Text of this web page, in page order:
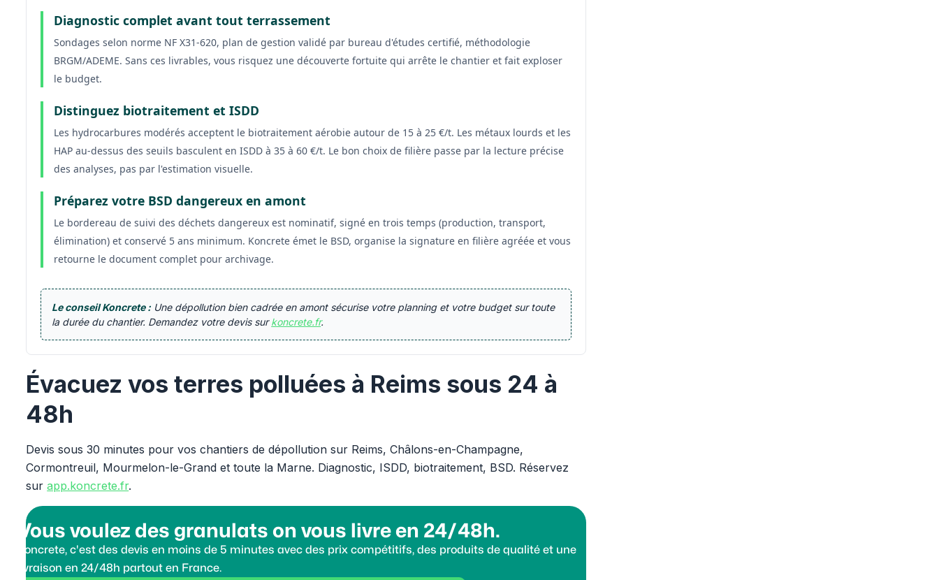
Diagnostic complet avant tout terrassement
Sondages selon norme NF X31-620, plan de gestion validé par bureau d'études certifié, méthodologie
BRGM/ADEME. Sans ces livrables, vous risquez une découverte fortuite qui arrête le chantier et fait exploser
le budget.
Distinguez biotraitement et ISDD
Les hydrocarbures modérés acceptent le biotraitement aérobie autour de 15 à 25 €/t. Les métaux lourds et les
HAP au-dessus des seuils basculent en ISDD à 35 à 60 €/t. Le bon choix de filière passe par la lecture précise
des analyses, pas par l'estimation visuelle.
Préparez votre BSD dangereux en amont
Le bordereau de suivi des déchets dangereux est nominatif, signé en trois temps (production, transport,
élimination) et conservé 5 ans minimum. Koncrete émet le BSD, organise la signature en filière agréée et vous
retourne le document complet pour archivage.
Le conseil Koncrete : Une dépollution bien cadrée en amont sécurise votre planning et votre budget sur toute
la durée du chantier. Demandez votre devis surkoncrete.fr.
Évacuez vos terres polluées à Reims sous 24 à
48h
Devis sous 30 minutes pour vos chantiers de dépollution sur Reims, Châlons-en-Champagne,
Cormontreuil, Mourmelon-le-Grand et toute la Marne. Diagnostic, ISDD, biotraitement, BSD. Réservez
surapp.koncrete.fr.
Vous voulez des granulats on vous livre en 24/48h.
Koncrete, c'est des devis en moins de 5 minutes avec des prix compétitifs, des produits de qualité et une
livraison en 24/48h partout en France.